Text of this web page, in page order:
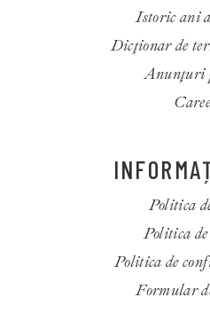
Istoric ani
Dicționar de
Anunțuri
Politica
Politica de
Politica de
Formular